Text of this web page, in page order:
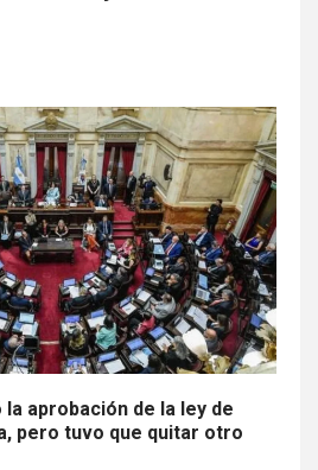
la aprobación de la ley de
pero tuvo que quitar otro